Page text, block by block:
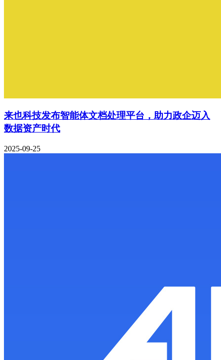
来也科技发布智能体文档处理平台，助力政企迈入
数据资产时代
2025-09-25